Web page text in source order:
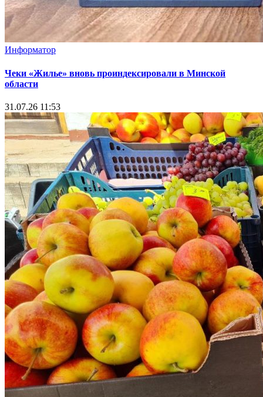
Информатор
Чеки «Жилье» вновь проиндексировали в Минской
области
31.07.26 11:53